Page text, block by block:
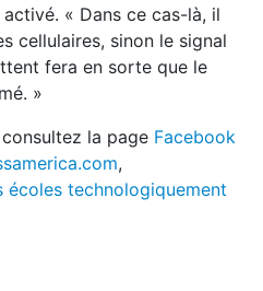
« Dans ce cas-là, il
cellulaires, sinon le signal
fera en sorte que le
»
la page Facebook
,
écoles technologiquement